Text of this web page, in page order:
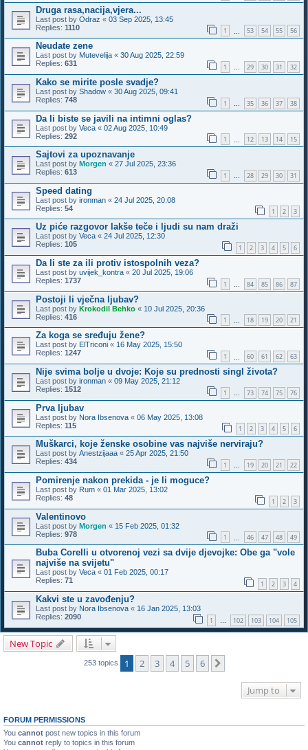
Druga rasa,nacija,vjera...
Last post by Odraz « 03 Sep 2025, 13:45
Replies: 1110 1 53 54 55 56
Neudate zene
Last post by Mutevelija « 30 Aug 2025, 22:59
Replies: 631 1 … 29 30 31 32
Kako se mirite posle svadje?
Last post by Shadow « 30 Aug 2025, 09:41
Replies: 748 1 … 35 36 37 38
Da li biste se javili na intimni oglas?
Last post by Veca « 02 Aug 2025, 10:49
Replies: 292 1 12 13 14 15
Sajtovi za upoznavanje
Last post by Morgen « 27 Jul 2025, 23:36
Replies: 613 1 … 28 29 30 31
Speed dating
Last post by ironman « 24 Jul 2025, 20:08
Replies: 54 1 2 3
Uz piće razgovor lakše teče i ljudi su nam draži
Last post by Veca « 24 Jul 2025, 12:30
Replies: 105 1 2 3 4 5 6
Da li ste za ili protiv istospolnih veza?
Last post by uvijek_kontra « 20 Jul 2025, 19:06
Replies: 1737 1 … 84 85 86 87
Postoji li vječna ljubav?
Last post by Krokodil Behko « 10 Jul 2025, 20:36
Replies: 416 1 18 19 20 21
Za koga se sređuju žene?
Last post by ElTriconi « 16 May 2025, 15:50
Replies: 1247 1 60 61 62 63
Nije svima bolje u dvoje: Koje su prednosti singl života?
Last post by ironman « 09 May 2025, 21:12
Replies: 1512 1 … 73 74 75 76
Prva ljubav
Last post by Nora Ibsenova « 06 May 2025, 13:08
Replies: 115 1 2 3 4 5 6
Muškarci, koje ženske osobine vas najviše nerviraju?
Last post by Anestzijaaa « 25 Apr 2025, 21:50
Replies: 434 1 … 19 20 21 22
Pomirenje nakon prekida - je li moguce?
Last post by Rum « 01 Mar 2025, 13:02
Replies: 48 1 2 3
Valentinovo
Last post by Morgen « 15 Feb 2025, 01:32
Replies: 978 1 46 47 48 49
Buba Corelli u otvorenoj vezi sa dvije djevojke: Obe ga "vole
najviše na svijetu"
Last post by Veca « 01 Feb 2025, 00:17
Replies: 71 1 2 3 4
Kakvi ste u zavođenju?
Last post by Nora Ibsenova « 16 Jan 2025, 13:03
Replies: 2090 1 102 103 104 105
New Topic
253 topics 1 2 3 4 5 6
Jump to
FORUM PERMISSIONS
You cannot post new topics in this forum
You cannot reply to topics in this forum